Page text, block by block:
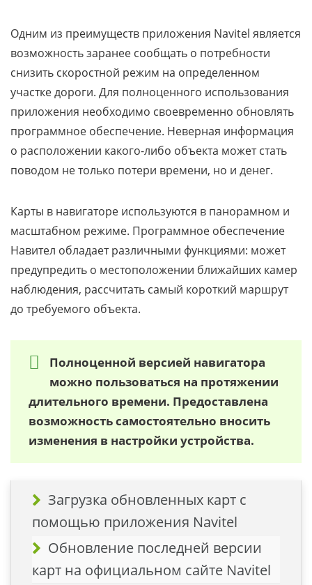
Одним из преимуществ приложения Navitel является
возможность заранее сообщать о потребности
снизить скоростной режим на определенном
участке дороги. Для полноценного использования
приложения необходимо своевременно обновлять
программное обеспечение. Неверная информация
о расположении какого-либо объекта может стать
поводом не только потери времени, но и денег.
Карты в навигаторе используются в панорамном и
масштабном режиме. Программное обеспечение
Навител обладает различными функциями: может
предупредить о местоположении ближайших камер
наблюдения, рассчитать самый короткий маршрут
до требуемого объекта.
Полноценной версией навигатора
можно пользоваться на протяжении
длительного времени. Предоставлена
возможность самостоятельно вносить
изменения в настройки устройства.
Загрузка обновленных карт с
помощью приложения Navitel
Обновление последней версии
карт на официальном сайте Navitel